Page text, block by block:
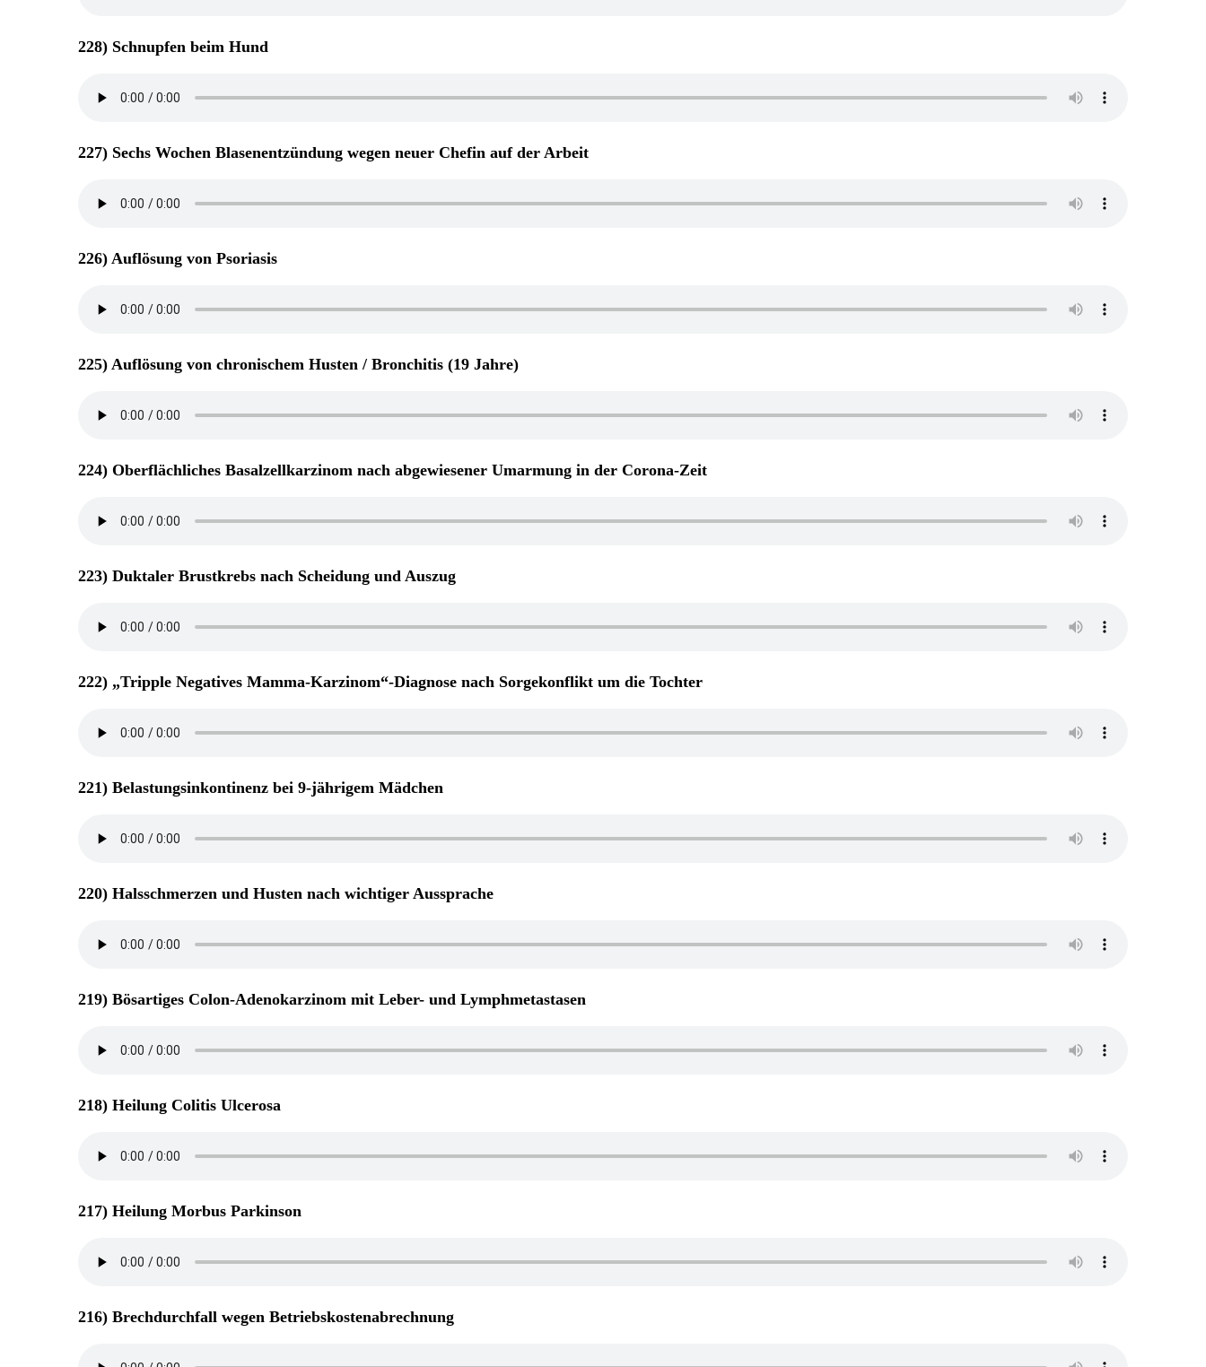
228) Schnupfen beim Hund
227) Sechs Wochen Blasenentzündung wegen neuer Chefin auf der Arbeit
226) Auflösung von Psoriasis
225) Auflösung von chronischem Husten / Bronchitis (19 Jahre)
224) Oberflächliches Basalzellkarzinom nach abgewiesener Umarmung in der Corona-Zeit
223) Duktaler Brustkrebs nach Scheidung und Auszug
222) „Tripple Negatives Mamma-Karzinom“-Diagnose nach Sorgekonflikt um die Tochter
221) Belastungsinkontinenz bei 9-jährigem Mädchen
220) Halsschmerzen und Husten nach wichtiger Aussprache
219) Bösartiges Colon-Adenokarzinom mit Leber- und Lymphmetastasen
218) Heilung Colitis Ulcerosa
217) Heilung Morbus Parkinson
216) Brechdurchfall wegen Betriebskostenabrechnung